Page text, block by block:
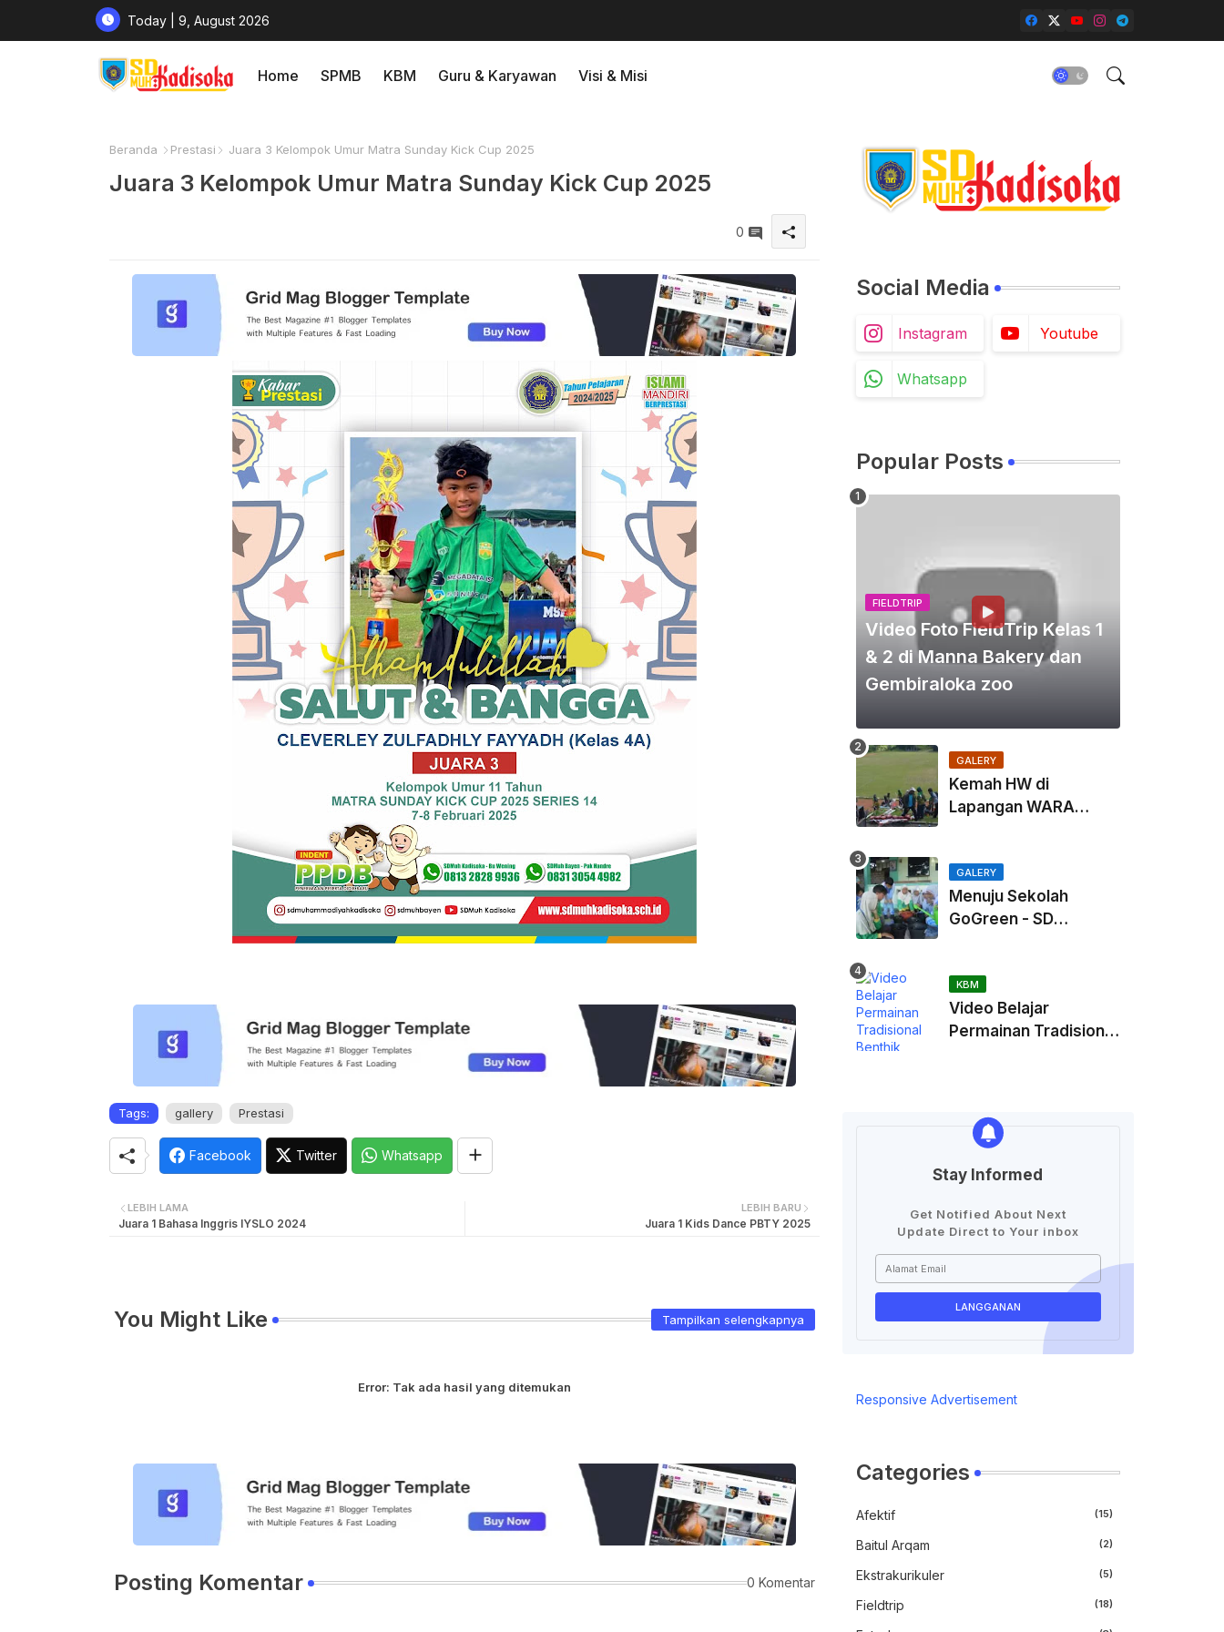
Today | 9, August 2026
Home SPMB KBM Guru & Karyawan Visi & Misi
Beranda Prestasi Juara 3 Kelompok Umur Matra Sunday Kick Cup 2025
Juara 3 Kelompok Umur Matra Sunday Kick Cup 2025
0
Tags: gallery Prestasi
Facebook Twitter Whatsapp
LEBIH BARU
Juara 1 Kids Dance PBTY 2025
LEBIH LAMA
Juara 1 Bahasa Inggris IYSLO 2024
You Might Like Tampilkan selengkapnya
Error: Tak ada hasil yang ditemukan
Posting Komentar 0 Komentar
Social Media
Instagram Youtube
Whatsapp
Popular Posts
FIELDTRIP
Video Foto FieldTrip Kelas 1
& 2 di Manna Bakery dan
Gembiraloka zoo
GALERY
Kemah HW di
Lapangan WARA
GALERY
Menuju Sekolah
GoGreen - SD
KBM
Video Belajar
Permainan Tradisional
Stay Informed
Get Notified About Next
Update Direct to Your inbox
Responsive Advertisement
Categories
Afektif (15)
Baitul Arqam (2)
Ekstrakurikuler (5)
Fieldtrip (18)